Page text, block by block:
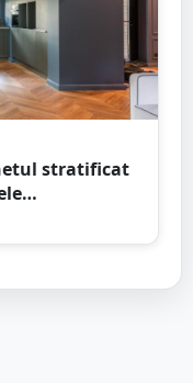
stratificat
durabil